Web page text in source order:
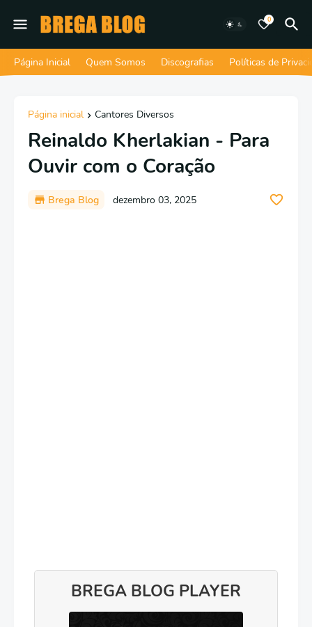
0
Página Inicial Quem Somos Discografias Políticas de
Página inicial Cantores Diversos
Reinaldo Kherlakian - Para
Ouvir com o Coração
Brega Blog dezembro 03, 2025
BREGA BLOG PLAYER